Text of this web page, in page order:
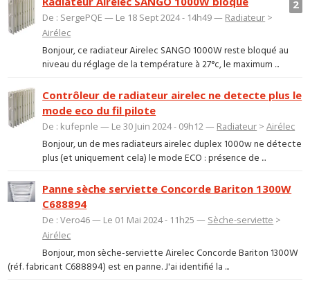
2
De : SergePQE — Le 18 Sept 2024 - 14h49 — Radiateur >
Airélec
Bonjour, ce radiateur Airelec SANGO 1000W reste bloqué au
niveau du réglage de la température à 27°c, le maximum ...
Contrôleur de radiateur airelec ne detecte plus le
mode eco du fil pilote
De : kufepnle — Le 30 Juin 2024 - 09h12 — Radiateur >Airélec
Bonjour, un de mes radiateurs airelec duplex 1000w ne détecte
plus (et uniquement cela) le mode ECO : présence de ...
Panne sèche serviette Concorde Bariton 1300W
C688894
De : Vero46 — Le 01 Mai 2024 - 11h25 — Sèche-serviette >
Airélec
Bonjour, mon sèche-serviette Airelec Concorde Bariton 1300W
(réf. fabricant C688894) est en panne. J'ai identifié la ...